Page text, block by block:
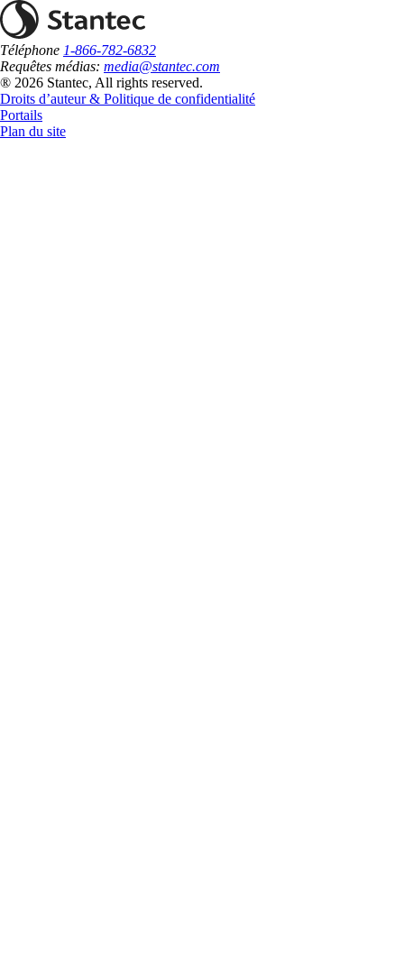
Téléphone 1-866-782-6832
Requêtes médias: media@stantec.com
® 2026 Stantec, All rights reserved.
Droits d’auteur & Politique de confidentialité
Portails
Plan du site